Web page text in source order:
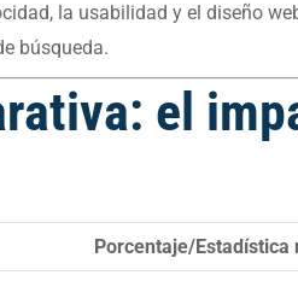
la usabilidad y el diseño
búsqueda.
el
Porcentaje/Estadística